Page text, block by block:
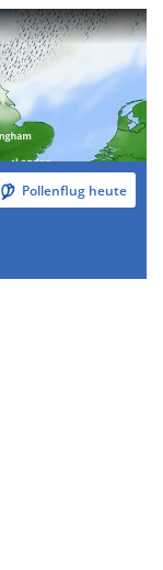
Pollenflug heute